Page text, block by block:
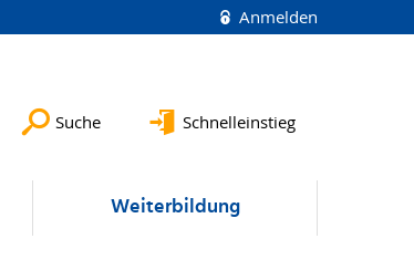
Anmelden
Suche Schnelleinstieg
Weiterbildung